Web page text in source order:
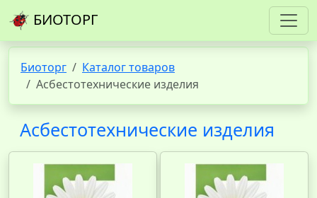
БИОТОРГ
Биоторг
Каталог товаров
Асбестотехнические изделия
Асбестотехнические изделия